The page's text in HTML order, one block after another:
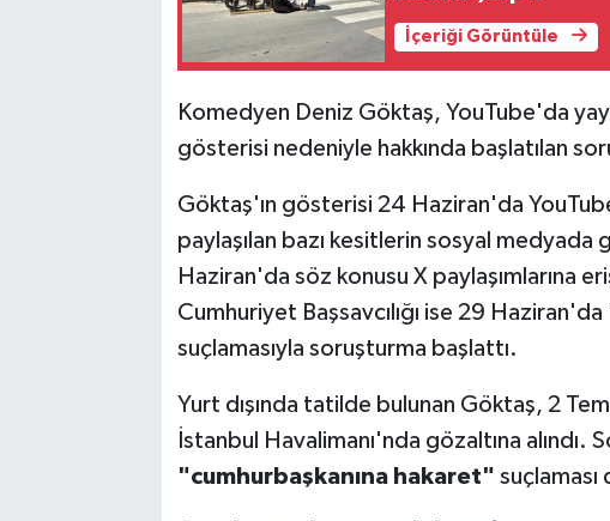
İçeriği Görüntüle
Komedyen Deniz Göktaş, YouTube'da
gösterisi nedeniyle hakkında başlatılan
Göktaş'ın gösterisi 24 Haziran'da
paylaşılan bazı kesitlerin sosyal medyada
Haziran'da söz konusu X paylaşımlarına
Cumhuriyet Başsavcılığı ise 29 Haziran'da
suçlamasıyla soruşturma başlattı.
Yurt dışında tatilde bulunan Göktaş, 2
İstanbul Havalimanı'nda gözaltına alındı.
"cumhurbaşkanına hakaret"